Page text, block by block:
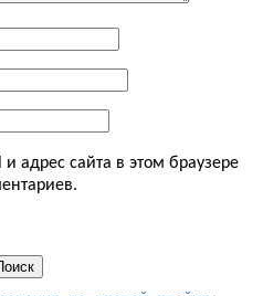
адрес сайта в этом браузере